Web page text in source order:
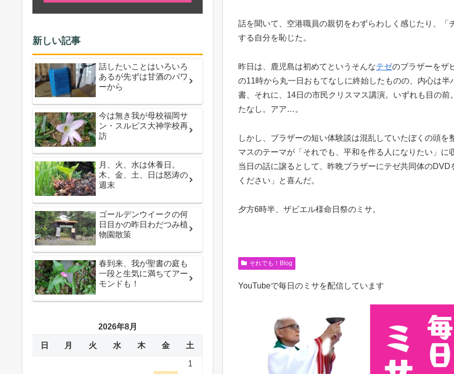
話を聞いて、空港職員の親切をわずらわしく感じたり、
する自分を恥じた。
昨日は、鹿児島は初めてというそんなテゼのブラザーをザ
の11時から丸一日おもてなしに終始したものの、内心は
書、それに、14日の市民クリスマス講演。いずれも目の
たなし。アア…。
しかし、ブラザーの短い体験談は混乱していたぼくの頭
マスのテーマが「それでも、平和を作る人になりたい」
当日の話に譲るとして、昨晩ブラザーにテゼ共同体の
ください」と喜んだ。
夕方6時半、ザビエル様命日祭のミサ。
それでも！Blog
YouTubeで毎日のミサを配信しています
新しい記事
話したいことはいろいろ
あるが先ずは甘酒のパワ
ーから
今は無き我が母校福岡サ
ン・スルピス大神学校再
訪
月、火、水は休養日。
木、金、土、日は怒涛の
週末
ゴールデンウイークの何
日目かの昨日わだつみ植
物園散策
春到来、我が聖書の庭も
一段と生気に満ちてアー
モンドも！
2026年8月
日 月 火 水 木 金 土
1